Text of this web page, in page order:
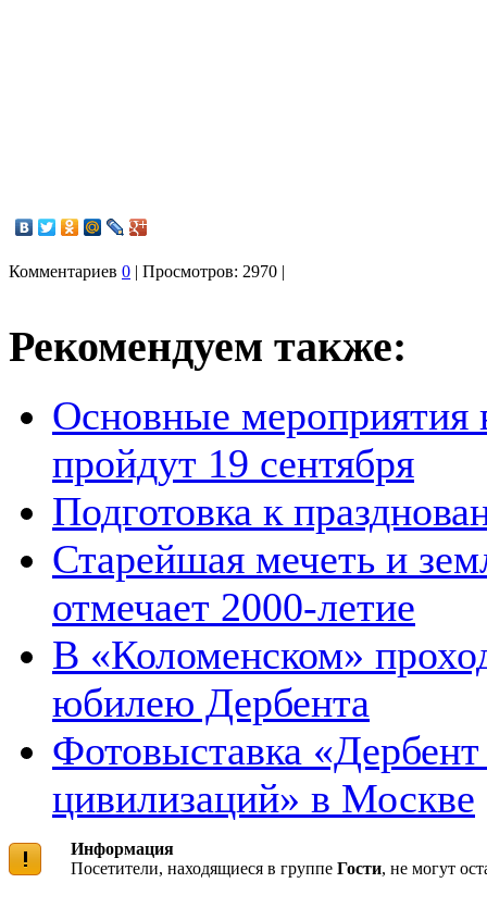
Комментариев 0 | Просмотров: 2970 |
Рекомендуем также:
Основные мероприятия
пройдут 19 сентября
Подготовка к
Старейшая мечеть и
отмечает 2000-летие
В «Коломенском»
юбилею Дербента
Фотовыставка
цивилизаций» в Москве
Информация
Посетители, находящиеся в группе Гости, не могут